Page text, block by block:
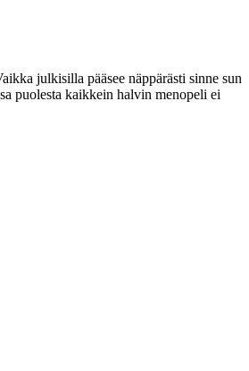
julkisilla pääsee näppärästi sinne sun
puolesta kaikkein halvin menopeli ei